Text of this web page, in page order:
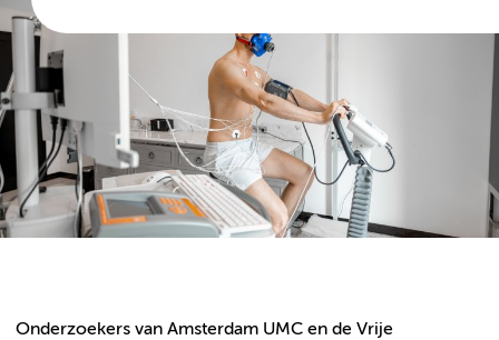
Onderzoekers van Amsterdam UMC en de Vrije